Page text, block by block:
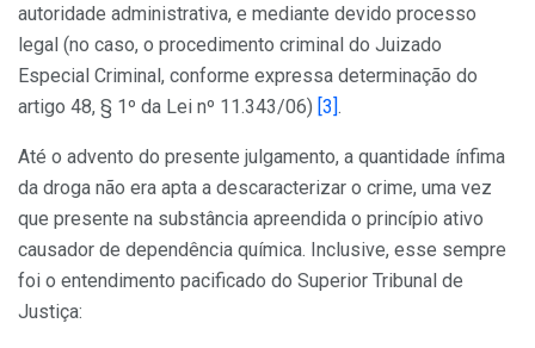
autoridade administrativa, e mediante devido processo
legal (no caso, o procedimento criminal do Juizado
Especial Criminal, conforme expressa determinação do
artigo 48, § 1º da Lei nº 11.343/06) [3] .
Até o advento do presente julgamento, a quantidade ínfima
da droga não era apta a descaracterizar o crime, uma vez
que presente na substância apreendida o princípio ativo
causador de dependência química. Inclusive, esse sempre
foi o entendimento pacificado do Superior Tribunal de
Justiça: